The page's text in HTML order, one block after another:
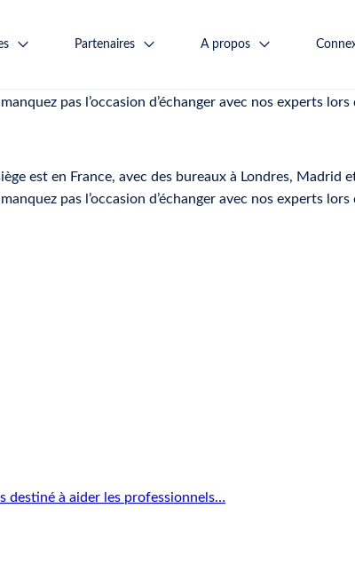
Partenaires A propos
pas l’occasion d’échanger avec nos experts lors
est en France, avec des bureaux à Londres, Madrid
pas l’occasion d’échanger avec nos experts lors
destiné à aider les professionnels…